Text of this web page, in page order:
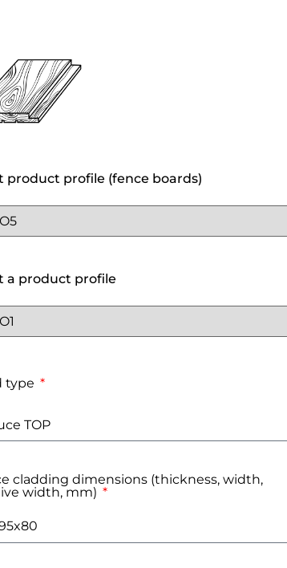
product profile (fence boards)
a product profile
type
cladding dimensions (thickness, width,
width, mm)